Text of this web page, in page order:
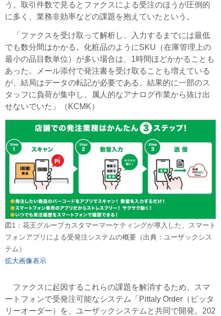
う。 取引件数で見るとファクスによる受注のほうが圧倒的
に多く、業務非効率などの課題を抱えていたという。
「ファクスを受け取って解析し、入力するまでには最低
でも数分間はかかる。化粧品のようにSKU（在庫管理上の
最小の品目数単位）が多い場合は、1時間ほどかかることも
あった。メール添付で発注書を受け取ることも増えている
が、結局はデータの転記が必要である。 結果的に一部のス
タッフに負荷が集中し、属人的なアナログ作業から抜け出
せないでいた」（KCMK）
図1：花王グループカスタマーマーケティングが導入した、スマート
フォンアプリによる受発注システムの概要（出典：ユーザックシス
テム）
拡大画像表示
ファクスに起因するこれらの課題を解消するため、スマ
ートフォンで受発注可能なシステム「Pittaly Order（ピッタ
リーオーダー）を、ユーザックシステムと共同で開発。202